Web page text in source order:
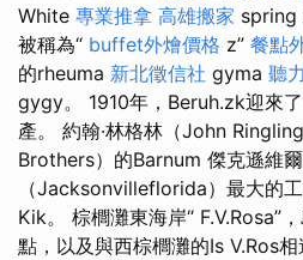
White 專業推拿 高雄搬家 spring
被稱為“ buffet外燴價格 z” 餐點
的rheuma 新北徵信社 gyma 聽
gygy。 1910年，Beruh.zk迎來
產。 約翰·林格林（John
Brothers）的Barnum 傑克遜維爾
（Jacksonvilleflorida）最大的
Kik。 棕櫚灘東海岸“ F.V.Rosa”
點，以及與西棕櫚灘的Is V.Ros